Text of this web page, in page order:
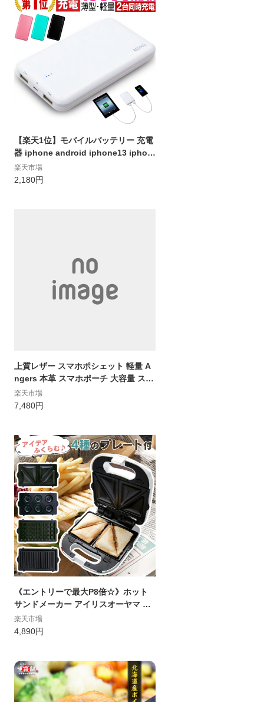
【楽天1位】モバイルバッテリー 充電
器 iphone android iphone13 iphon
e13 mini iphone13 pro iphone13 pr
o max iPhoneSE3 SE3 第3世代 iPho
楽天市場
2,180円
上質レザー スマホポシェット 軽量 A
ngers 本革 スマホポーチ 大容量 スマ
ホバッグ スマフォ レザー ケース 牛革
ショルダーバッグ レディースバッグ
楽天市場
7,480円
《エントリーで最大P8倍☆》ホット
サンドメーカー アイリスオーヤマ 電
気 ワッフルアイリスオーヤマ マルチ
サンドメーカー ワッフルメーカー お
当 朝食 レジャー PMS-704P-W 【it
s】
楽天市場
4,890円